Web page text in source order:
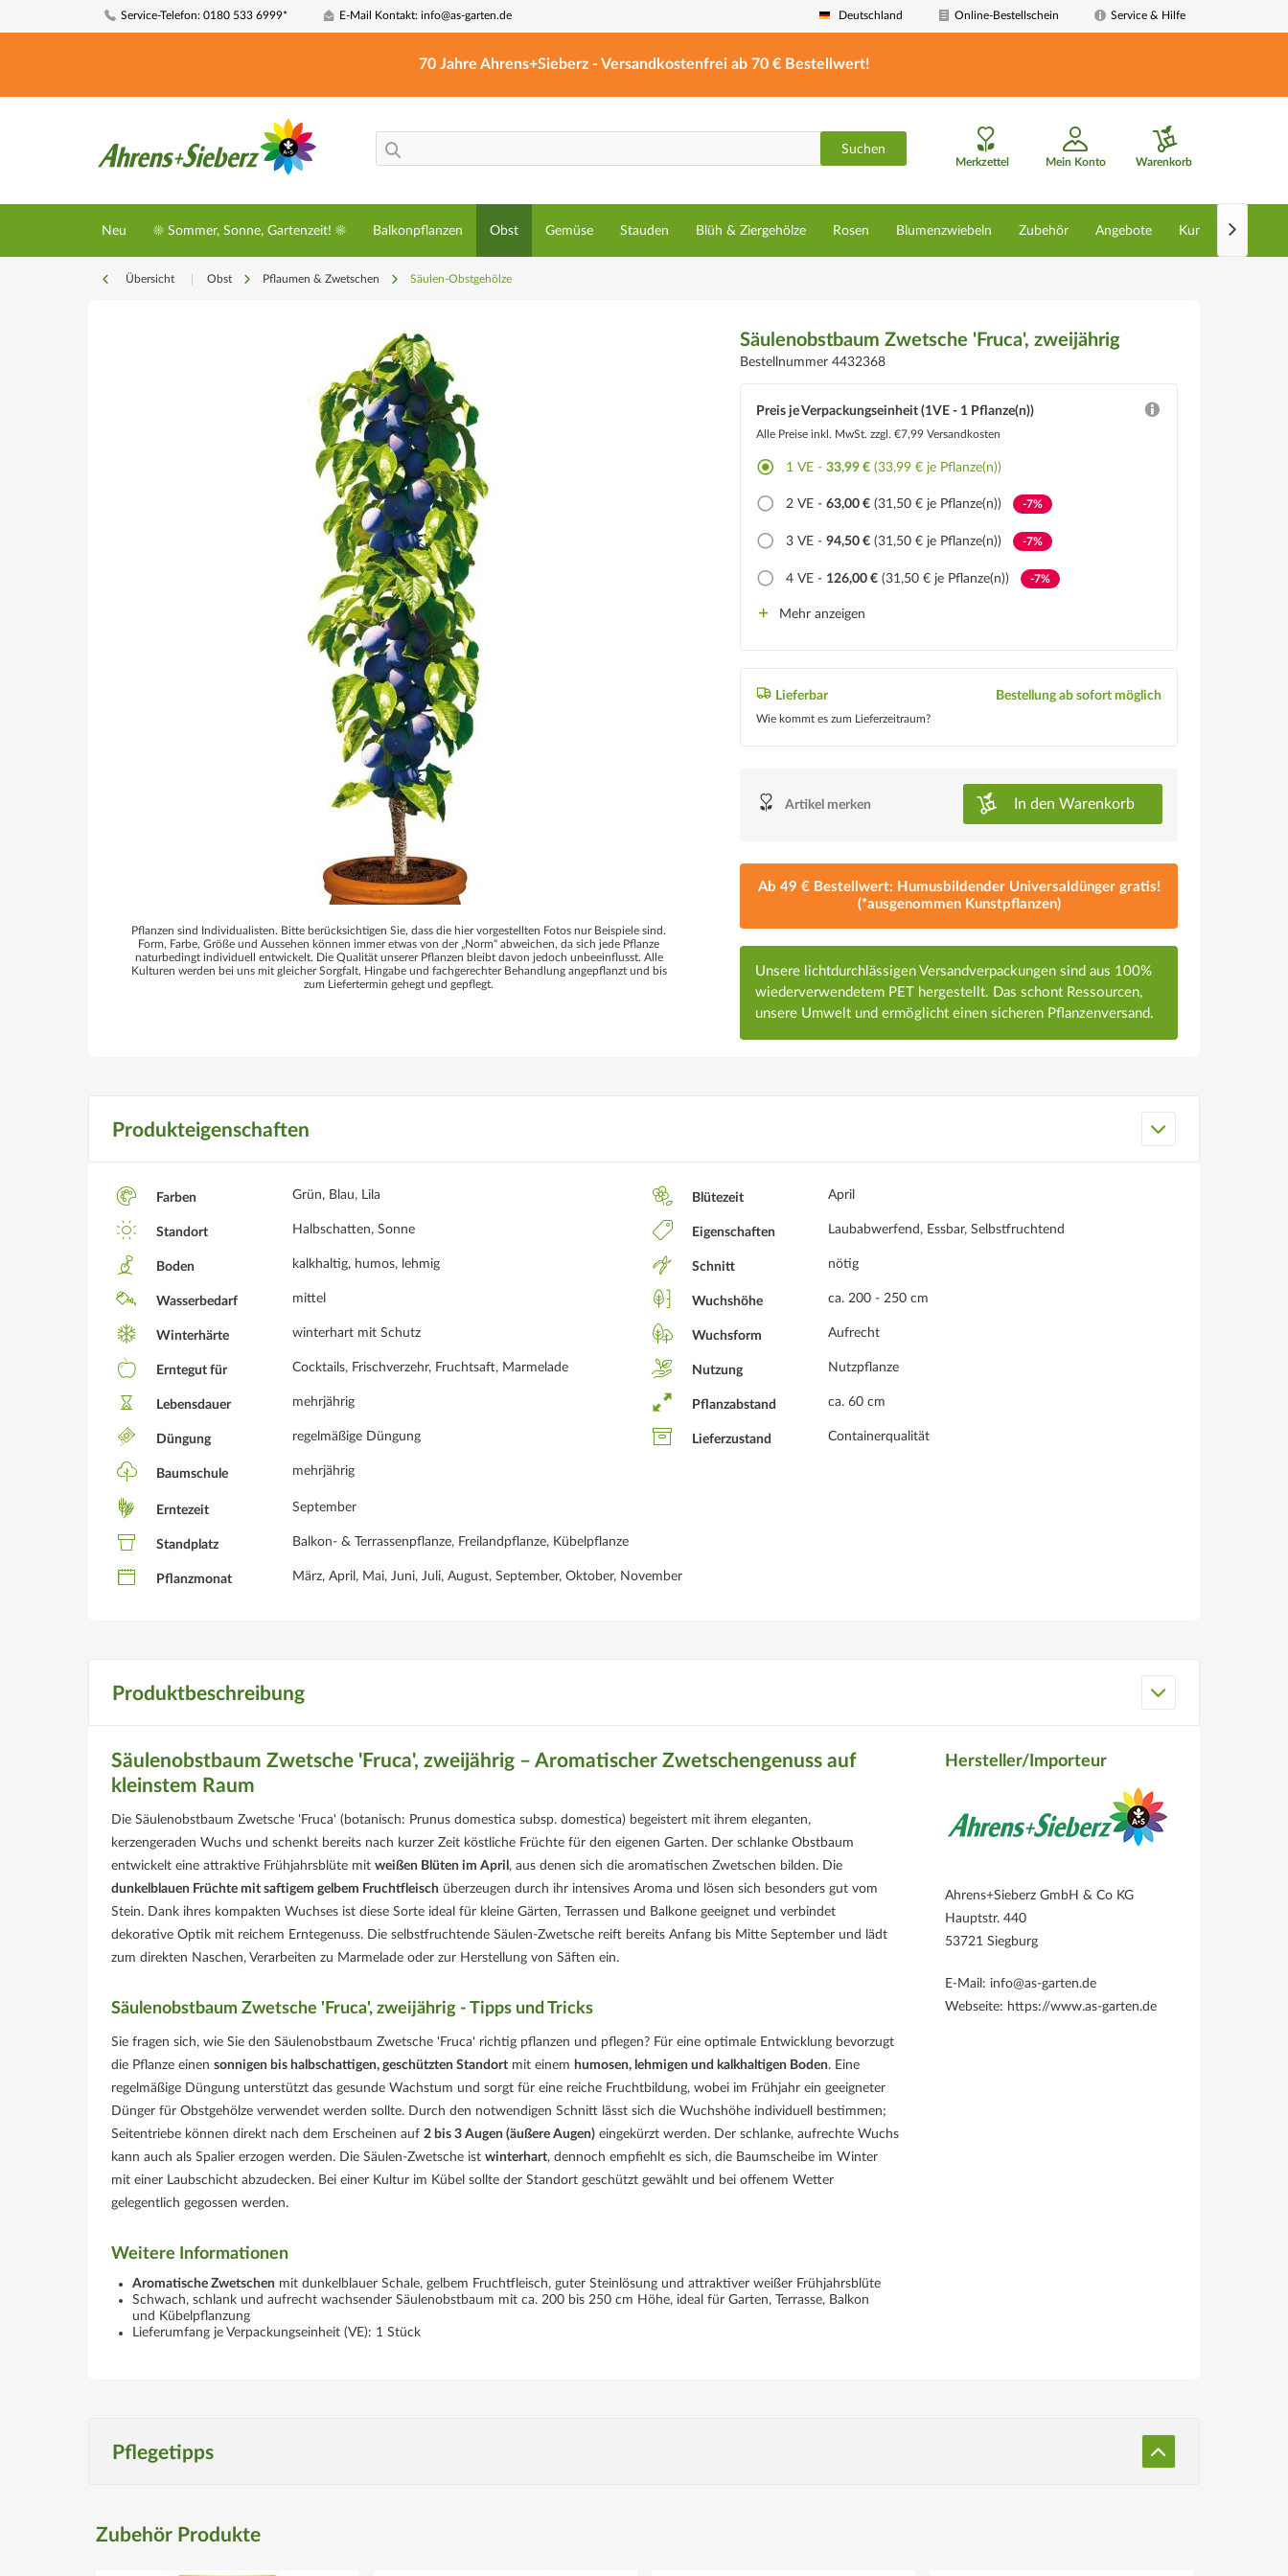
Service-Telefon: 0180 533 6999* E-Mail Kontakt: info@as-garten.de Deutschland Online-Bestellschein Service & Hilfe
70 Jahre Ahrens+Sieberz - Versandkostenfrei ab 70 € Bestellwert!
Suchen
Merkzettel Mein Konto Warenkorb
Neu ☀️ Sommer, Sonne, Gartenzeit! ☀️ Balkonpflanzen Obst Gemüse Stauden Blüh & Ziergehölze Rosen Blumenzwiebeln Zubehör Angebote Kunstpflanzen

Übersicht Obst Pflaumen & Zwetschen Säulen-Obstgehölze
Pflanzen sind Individualisten. Bitte berücksichtigen Sie, dass die hier vorgestellten Fotos nur Beispiele sind.
Form, Farbe, Größe und Aussehen können immer etwas von der „Norm“ abweichen, da sich jede Pflanze
naturbedingt individuell entwickelt. Die Qualität unserer Pflanzen bleibt davon jedoch unbeeinflusst. Alle
Kulturen werden bei uns mit gleicher Sorgfalt, Hingabe und fachgerechter Behandlung angepflanzt und bis
zum Liefertermin gehegt und gepflegt.
Säulenobstbaum Zwetsche 'Fruca', zweijährig
Bestellnummer 4432368
Preis je Verpackungseinheit (1VE - 1 Pflanze(n))
Alle Preise inkl. MwSt.zzgl. €7,99 Versandkosten
1 VE -33,99 € (33,99 € je Pflanze(n))
2 VE -63,00 € (31,50 € je Pflanze(n)) -7%
3 VE -94,50 € (31,50 € je Pflanze(n)) -7%
4 VE - 126,00 € (31,50 € je Pflanze(n)) -7%
Mehr anzeigen
Lieferbar
Wie kommt es zum Lieferzeitraum?
Bestellung ab sofort möglich
Artikel merken In den Warenkorb
Ab 49 € Bestellwert: Humusbildender Universaldünger gratis!
(*ausgenommen Kunstpflanzen)
Unsere lichtdurchlässigen Versandverpackungen sind aus 100%
wiederverwendetem PET hergestellt. Das schont Ressourcen,
unsere Umwelt und ermöglicht einen sicheren Pflanzenversand.
Produkteigenschaften
Farben Grün, Blau, Lila Blütezeit April
Standort Halbschatten, Sonne Eigenschaften Laubabwerfend, Essbar, Selbstfruchtend
Boden kalkhaltig, humos, lehmig Schnitt nötig
Wasserbedarf mittel Wuchshöhe ca. 200 - 250 cm
Winterhärte winterhart mit Schutz Wuchsform Aufrecht
Erntegut für Cocktails, Frischverzehr, Fruchtsaft, Marmelade Nutzung Nutzpflanze
Lebensdauer mehrjährig Pflanzabstand ca. 60 cm
Düngung regelmäßige Düngung Lieferzustand Containerqualität
Baumschule mehrjährig
Erntezeit September
Standplatz Balkon- & Terrassenpflanze, Freilandpflanze, Kübelpflanze
Pflanzmonat März, April, Mai, Juni, Juli, August, September, Oktober, November
Produktbeschreibung
Säulenobstbaum Zwetsche 'Fruca', zweijährig – Aromatischer Zwetschengenuss auf
kleinstem Raum
Die Säulenobstbaum Zwetsche 'Fruca' (botanisch: Prunus domestica subsp. domestica) begeistert mit ihrem eleganten,
kerzengeraden Wuchs und schenkt bereits nach kurzer Zeit köstliche Früchte für den eigenen Garten. Der schlanke Obstbaum
entwickelt eine attraktive Frühjahrsblüte mit weißen Blüten im April , aus denen sich die aromatischen Zwetschen bilden. Die
dunkelblauen Früchte mit saftigem gelbem Fruchtfleisch überzeugen durch ihr intensives Aroma und lösen sich besonders gut vom
Stein. Dank ihres kompakten Wuchses ist diese Sorte ideal für kleine Gärten, Terrassen und Balkone geeignet und verbindet
dekorative Optik mit reichem Erntegenuss. Die selbstfruchtende Säulen-Zwetsche reift bereits Anfang bis Mitte September und lädt
zum direkten Naschen, Verarbeiten zu Marmelade oder zur Herstellung von Säften ein.
Säulenobstbaum Zwetsche 'Fruca', zweijährig - Tipps und Tricks
Sie fragen sich, wie Sie den Säulenobstbaum Zwetsche 'Fruca' richtig pflanzen und pflegen? Für eine optimale Entwicklung bevorzugt
die Pflanze einen sonnigen bis halbschattigen, geschützten Standort mit einem humosen, lehmigen und kalkhaltigen Boden. Eine
regelmäßige Düngung unterstützt das gesunde Wachstum und sorgt für eine reiche Fruchtbildung, wobei im Frühjahr ein geeigneter
Dünger für Obstgehölze verwendet werden sollte. Durch den notwendigen Schnitt lässt sich die Wuchshöhe individuell bestimmen;
Seitentriebe können direkt nach dem Erscheinen auf 2 bis 3 Augen (äußere Augen) eingekürzt werden. Der schlanke, aufrechte Wuchs
kann auch als Spalier erzogen werden. Die Säulen-Zwetsche ist winterhart, dennoch empfiehlt es sich, die Baumscheibe im Winter
mit einer Laubschicht abzudecken. Bei einer Kultur im Kübel sollte der Standort geschützt gewählt und bei offenem Wetter
gelegentlich gegossen werden.
Weitere Informationen
Aromatische Zwetschen mit dunkelblauer Schale, gelbem Fruchtfleisch, guter Steinlösung und attraktiver weißer Frühjahrsblüte
Schwach, schlank und aufrecht wachsender Säulenobstbaum mit ca. 200 bis 250 cm Höhe, ideal für Garten, Terrasse, Balkon
und Kübelpflanzung
Lieferumfang je Verpackungseinheit (VE): 1 Stück
Hersteller/Importeur
Ahrens+Sieberz GmbH & Co KG
Hauptstr. 440
53721 Siegburg
E-Mail: info@as-garten.de
Webseite: https://www.as-garten.de
Pflegetipps
Zubehör Produkte